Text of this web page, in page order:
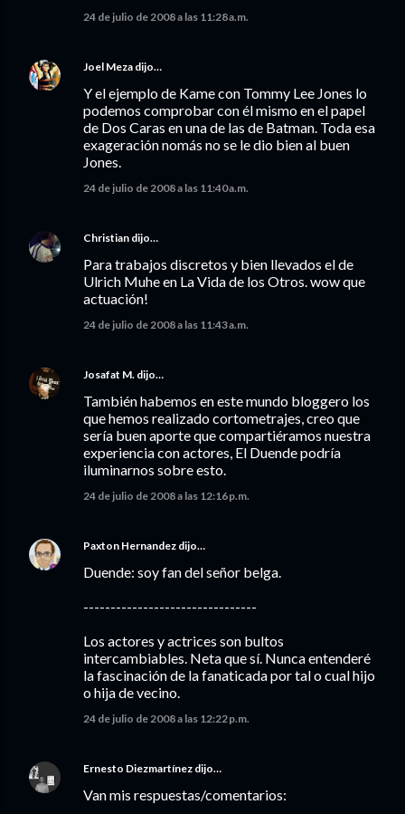
24 de julio de 2008 a las 11:28 a.m.
Joel Meza dijo…
Y el ejemplo de Kame con Tommy Lee Jones lo
podemos comprobar con él mismo en el papel
de Dos Caras en una de las de Batman. Toda esa
exageración nomás no se le dio bien al buen
Jones.
24 de julio de 2008 a las 11:40 a.m.
Christian dijo…
Para trabajos discretos y bien llevados el de
Ulrich Muhe en La Vida de los Otros. wow que
actuación!
24 de julio de 2008 a las 11:43 a.m.
Josafat M. dijo…
También habemos en este mundo bloggero los
que hemos realizado cortometrajes, creo que
sería buen aporte que compartiéramos nuestra
experiencia con actores, El Duende podría
iluminarnos sobre esto.
24 de julio de 2008 a las 12:16 p.m.
Paxton Hernandez dijo…
Duende: soy fan del señor belga.
--------------------------------
Los actores y actrices son bultos
intercambiables. Neta que sí. Nunca entenderé
la fascinación de la fanaticada por tal o cual hijo
o hija de vecino.
24 de julio de 2008 a las 12:22 p.m.
Ernesto Diezmartínez dijo…
Van mis respuestas/comentarios: